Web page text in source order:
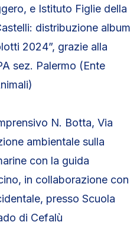
e Istituto Figlie della
distribuzione album
2024”, grazie alla
sez. Palermo (Ente
N. Botta, Via
ambientale sulla
con la guida
in collaborazione con
presso Scuola
di Cefalù